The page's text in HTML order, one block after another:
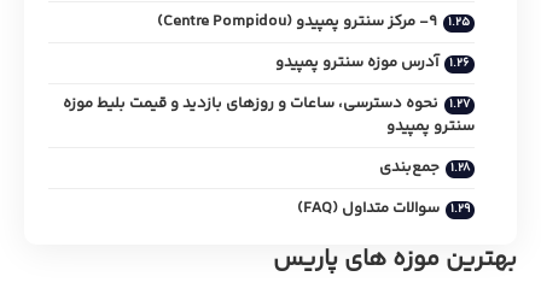
9- مرکز سنترو پمپیدو (Centre Pompidou)
آدرس موزه سنترو پمپیدو
نحوه دسترسی، ساعات و روزهای بازدید و قیمت بلیط موزه
سنترو پمپیدو
جمع‌بندی
سوالات متداول (FAQ)
بهترین موزه های پاریس